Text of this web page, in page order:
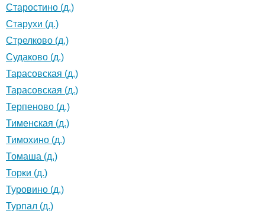
Старостино (д.)
Старухи (д.)
Стрелково (д.)
Судаково (д.)
Тарасовская (д.)
Тарасовская (д.)
Терпеново (д.)
Тименская (д.)
Тимохино (д.)
Томаша (д.)
Торки (д.)
Туровино (д.)
Турпал (д.)